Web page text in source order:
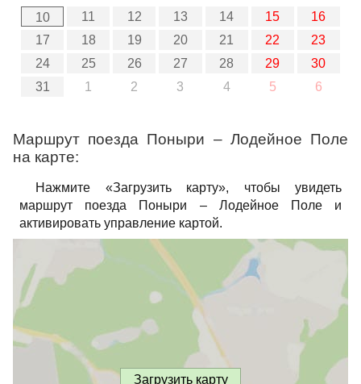
10
11 12 13 14 15
16
17
18 19 20 21 22
23
24
25 26 27 28 29
30
31
1 2 3 4 5 6
Маршрут поезда Поныри – Лодейное Поле
на карте:
Нажмите «Загрузить карту», чтобы увидеть
маршрут поезда Поныри – Лодейное Поле и
активировать управление картой.
Загрузить карту